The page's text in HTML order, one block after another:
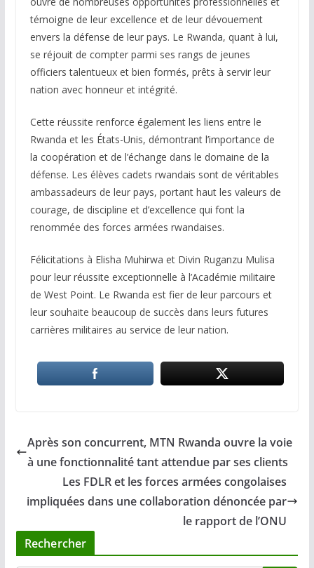
témoigne de leur excellence et de leur dévouement
envers la défense de leur pays. Le Rwanda, quant à lui,
se réjouit de compter parmi ses rangs de jeunes
officiers talentueux et bien formés, prêts à servir leur
nation avec honneur et intégrité.
Cette réussite renforce également les liens entre le
Rwanda et les États-Unis, démontrant l’importance de
la coopération et de l’échange dans le domaine de la
défense. Les élèves cadets rwandais sont de véritables
ambassadeurs de leur pays, portant haut les valeurs de
courage, de discipline et d’excellence qui font la
renommée des forces armées rwandaises.
Félicitations à Elisha Muhirwa et Divin Ruganzu Mulisa
pour leur réussite exceptionnelle à l’Académie militaire
de West Point. Le Rwanda est fier de leur parcours et
leur souhaite beaucoup de succès dans leurs futures
carrières militaires au service de leur nation.
Après son concurrent, MTN Rwanda ouvre la voie
à une fonctionnalité tant attendue par ses clients
Les FDLR et les forces armées congolaises
impliquées dans une collaboration dénoncée par
le rapport de l’ONU
Rechercher